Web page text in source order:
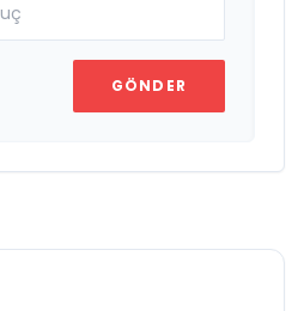
GÖNDER